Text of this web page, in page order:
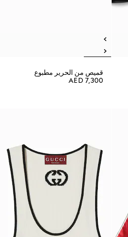
قميص من الحرير مطبوع
AED 7,300